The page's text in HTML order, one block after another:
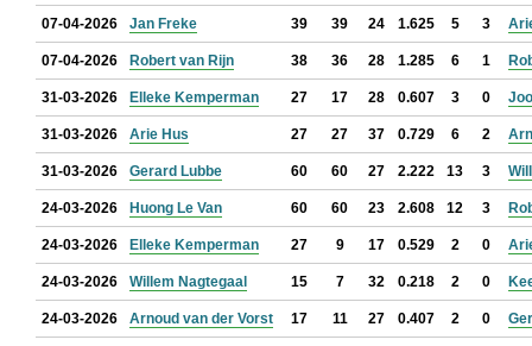
07-04-2026 Jan Freke 39 39 24 1.625 5 3
07-04-2026 Robert van Rijn 38 36 28 1.285 6 1
31-03-2026 Elleke Kemperman 27 17 28 0.607 3 0
31-03-2026 Arie Hus 27 27 37 0.729 6 2
31-03-2026 Gerard Lubbe 60 60 27 2.222 13 3
24-03-2026 Huong Le Van 60 60 23 2.608 12 3
24-03-2026 Elleke Kemperman 27 9 17 0.529 2 0
24-03-2026 Willem Nagtegaal 15 7 32 0.218 2 0
24-03-2026 Arnoud van der Vorst 17 11 27 0.407 2 0